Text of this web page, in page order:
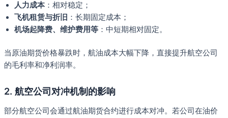
人力成本 ：相对稳定；
飞机租赁与折旧 ：长期固定成本；
机场起降费、维护费用等 ：中短期相对固定。
当原油期货价格暴跌时，航油成本大幅下降，直接提升航空公司
的毛利率和净利润率。
2. 航空公司对冲机制的影响
部分航空公司会通过航油期货合约进行成本对冲。若公司在油价